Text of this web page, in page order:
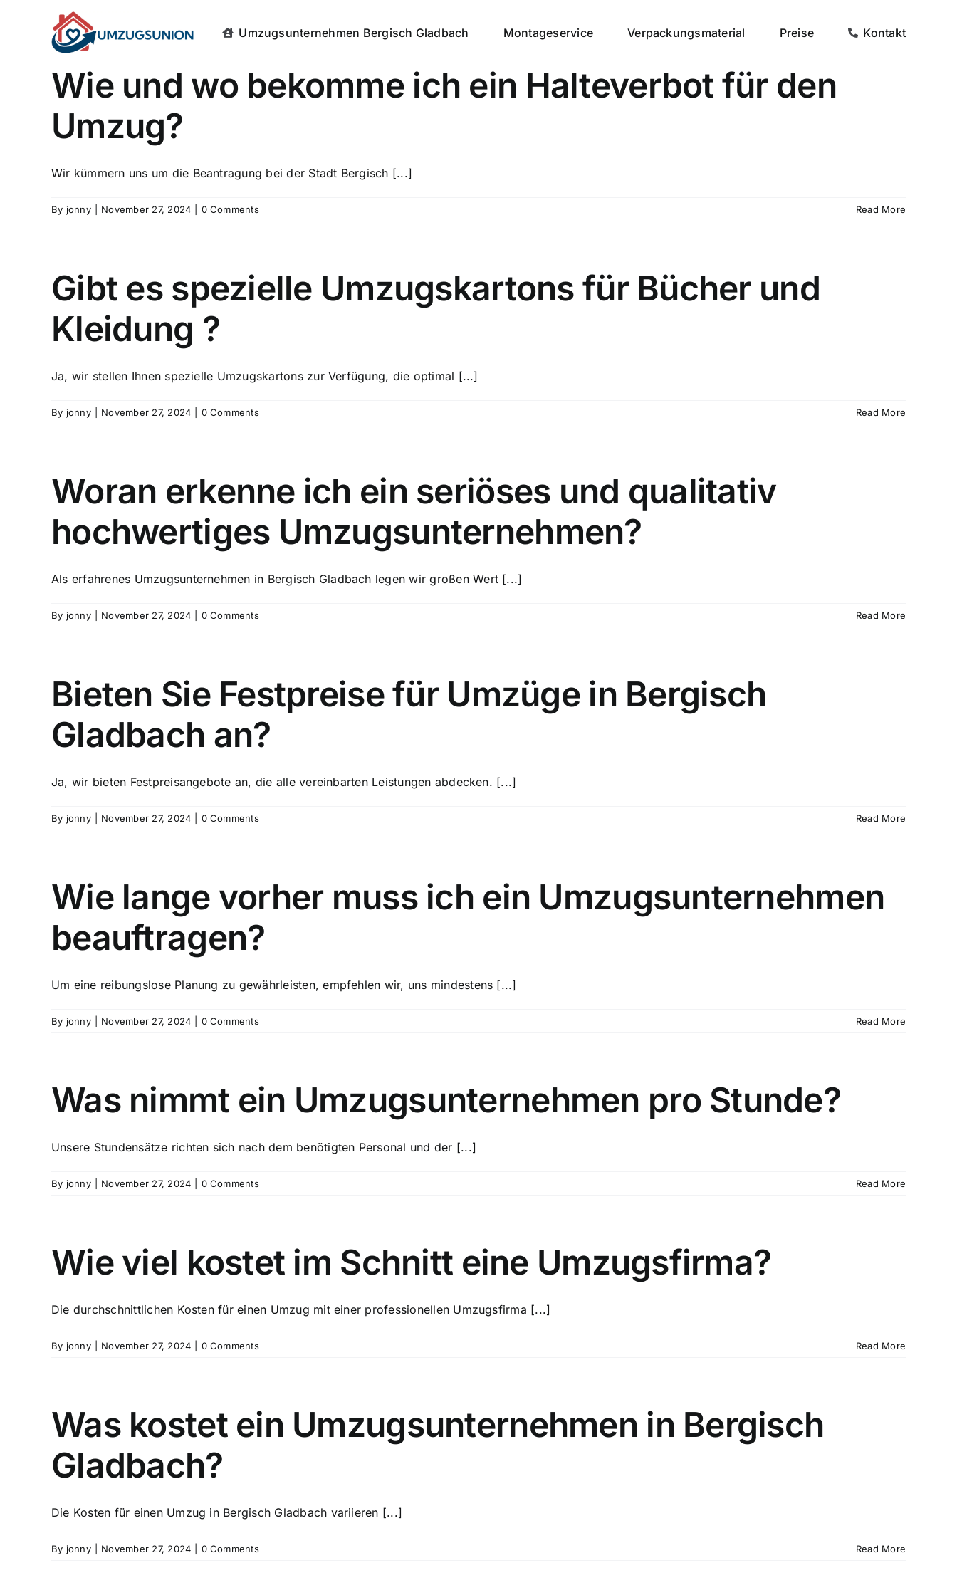
Umzugsunternehmen Bergisch Gladbach Montageservice Verpackungsmaterial Preise Kontakt
Wie und wo bekomme ich ein Halteverbot für den
Umzug?
Wir kümmern uns um die Beantragung bei der Stadt Bergisch [...]
By jonny November 27, 2024 0 Comments Read More
Gibt es spezielle Umzugskartons für Bücher und
Kleidung ?
Ja, wir stellen Ihnen spezielle Umzugskartons zur Verfügung, die optimal [...]
By jonny November 27, 2024 0 Comments Read More
Woran erkenne ich ein seriöses und qualitativ
hochwertiges Umzugsunternehmen?
Als erfahrenes Umzugsunternehmen in Bergisch Gladbach legen wir großen Wert [...]
By jonny November 27, 2024 0 Comments Read More
Bieten Sie Festpreise für Umzüge in Bergisch
Gladbach an?
Ja, wir bieten Festpreisangebote an, die alle vereinbarten Leistungen abdecken. [...]
By jonny November 27, 2024 0 Comments Read More
Wie lange vorher muss ich ein Umzugsunternehmen
beauftragen?
Um eine reibungslose Planung zu gewährleisten, empfehlen wir, uns mindestens [...]
By jonny November 27, 2024 0 Comments Read More
Was nimmt ein Umzugsunternehmen pro Stunde?
Unsere Stundensätze richten sich nach dem benötigten Personal und der [...]
By jonny November 27, 2024 0 Comments Read More
Wie viel kostet im Schnitt eine Umzugsfirma?
Die durchschnittlichen Kosten für einen Umzug mit einer professionellen Umzugsfirma [...]
By jonny November 27, 2024 0 Comments Read More
Was kostet ein Umzugsunternehmen in Bergisch
Gladbach?
Die Kosten für einen Umzug in Bergisch Gladbach variieren [...]
By jonny November 27, 2024 0 Comments Read More